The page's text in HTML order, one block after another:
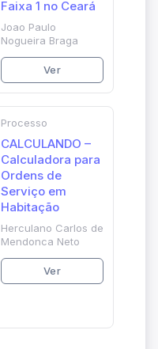
Faixa 1 no Ceará
Joao Paulo
Nogueira Braga
Ver
Processo
CALCULANDO –
Calculadora para
Ordens de
Serviço em
Habitação
Herculano Carlos de
Mendonca Neto
Ver